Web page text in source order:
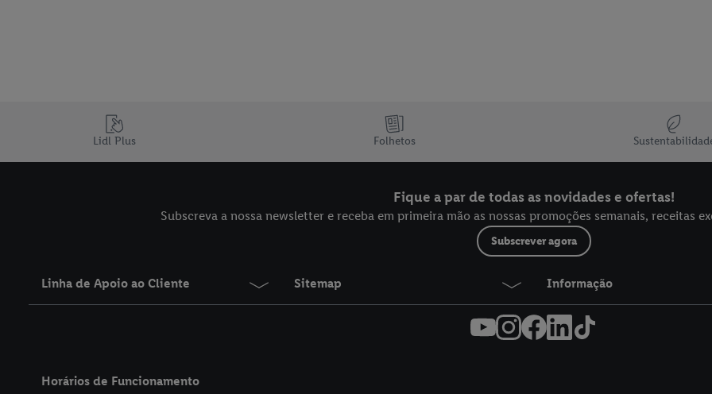
Lidl Plus Folhetos
Fique a par de todas as novidades e ofertas!
Subscreva a nossa newsletter e receba em primeira mão as nossas promoções semanais, receitas
Subscrever agora
Linha de Apoio ao Cliente Sitemap Informação
Horários de Funcionamento